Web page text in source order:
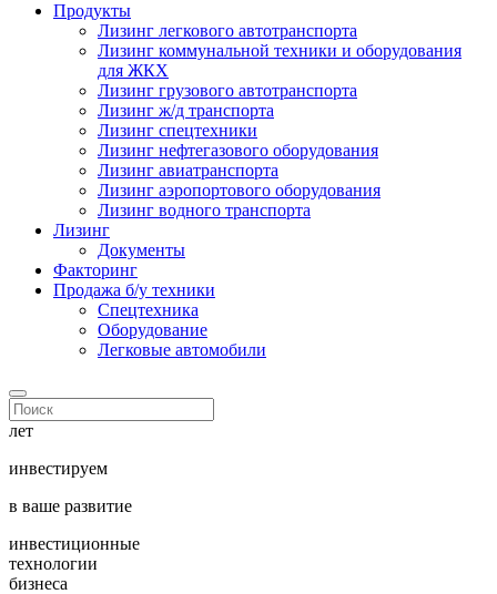
Продукты
Лизинг легкового автотранспорта
Лизинг коммунальной техники и оборудования
для ЖКХ
Лизинг грузового автотранспорта
Лизинг ж/д транспорта
Лизинг спецтехники
Лизинг нефтегазового оборудования
Лизинг авиатранспорта
Лизинг аэропортового оборудования
Лизинг водного транспорта
Лизинг
Документы
Факторинг
Продажа б/у техники
Спецтехника
Оборудование
Легковые автомобили
лет
инвестируем
в ваше развитие
инвестиционные
технологии
бизнеса